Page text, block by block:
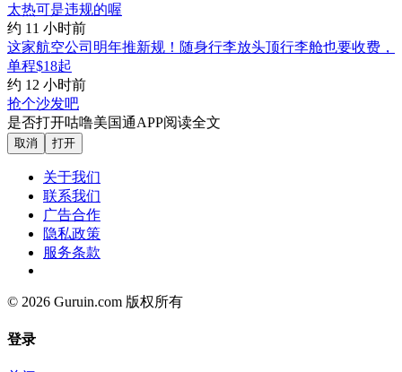
太热可是违规的喔
约 11 小时前
这家航空公司明年推新规！随身行李放头顶行李舱也要收费，
单程$18起
约 12 小时前
抢个沙发吧
是否打开咕噜美国通APP阅读全文
取消 打开
关于我们
联系我们
广告合作
隐私政策
服务条款
© 2026 Guruin.com 版权所有
登录